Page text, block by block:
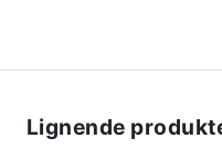
Lignende